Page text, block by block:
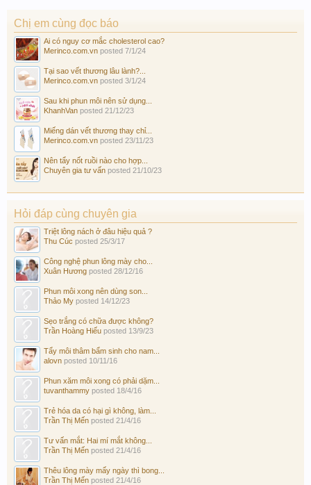
Chị em cùng đọc báo
Ai có nguy cơ mắc cholesterol cao?
Merinco.com.vn posted 7/1/24
Tại sao vết thương lâu lành?...
Merinco.com.vn posted 3/1/24
Sau khi phun môi nên sử dụng...
KhanhVan posted 21/12/23
Miếng dán vết thương thay chỉ...
Merinco.com.vn posted 23/11/23
Nên tẩy nốt ruồi nào cho hợp...
Chuyên gia tư vấn posted 21/10/23
Hỏi đáp cùng chuyên gia
Triệt lông nách ở đâu hiệu quả ?
Thu Cúc posted 25/3/17
Công nghệ phun lông mày cho...
Xuân Hương posted 28/12/16
Phun môi xong nên dùng son...
Thảo My posted 14/12/23
Sẹo trắng có chữa được không?
Trần Hoàng Hiếu posted 13/9/23
Tẩy môi thâm bẩm sinh cho nam...
alovn posted 10/11/16
Phun xăm môi xong có phải dặm...
tuvanthammy posted 18/4/16
Trẻ hóa da có hại gì không, làm...
Trần Thị Mến posted 21/4/16
Tư vấn mắt: Hai mí mắt không...
Trần Thị Mến posted 21/4/16
Thêu lông mày mấy ngày thì bong...
Trần Thị Mến posted 21/4/16